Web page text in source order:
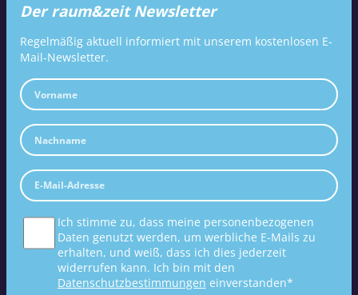
Der raum&zeit Newsletter
Regelmäßig aktuell informiert mit unserem kostenlosen E-
Mail-Newsletter.
Ich stimme zu, dass meine personenbezogenen
Daten genutzt werden, um werbliche E-Mails zu
erhalten, und weiß, dass ich dies jederzeit
widerrufen kann. Ich bin mit den
Datenschutzbestimmungen einverstanden*